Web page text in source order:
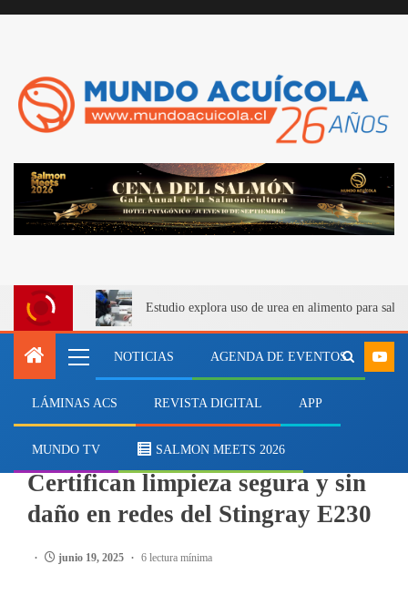
Estudio explora uso de urea en alimento para
NOTICIAS AGENDA DE EVENTOS
LÁMINAS ACS REVISTA DIGITAL APP
MUNDO TV SALMON MEETS 2026
Con pruebas en Chile:
Certifican limpieza segura y sin
daño en redes del Stingray E230
junio 19, 2025 6 lectura mínima